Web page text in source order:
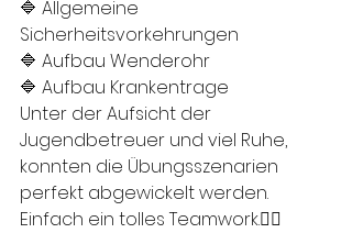
🔷 Allgemeine
Sicherheitsvorkehrungen
🔷 Aufbau Wenderohr
🔷 Aufbau Krankentrage
Unter der Aufsicht der
Jugendbetreuer und viel Ruhe,
konnten die Übungsszenarien
perfekt abgewickelt werden.
Einfach ein tolles Teamwork.👌🏻